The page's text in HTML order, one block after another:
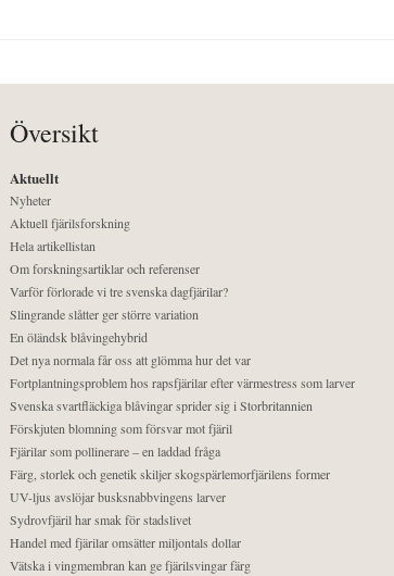
Översikt
Aktuellt
Nyheter
Aktuell fjärilsforskning
Hela artikellistan
Om forskningsartiklar och referenser
Varför förlorade vi tre svenska dagfjärilar?
Slingrande slåtter ger större variation
En öländsk blåvingehybrid
Det nya normala får oss att glömma hur det var
Fortplantningsproblem hos rapsfjärilar efter värmestress som larver
Svenska svartfläckiga blåvingar sprider sig i Storbritannien
Förskjuten blomning som försvar mot fjäril
Fjärilar som pollinerare – en laddad fråga
Färg, storlek och genetik skiljer skogspärlemorfjärilens former
UV-ljus avslöjar busksnabbvingens larver
Sydrovfjäril har smak för stadslivet
Handel med fjärilar omsätter miljontals dollar
Vätska i vingmembran kan ge fjärilsvingar färg